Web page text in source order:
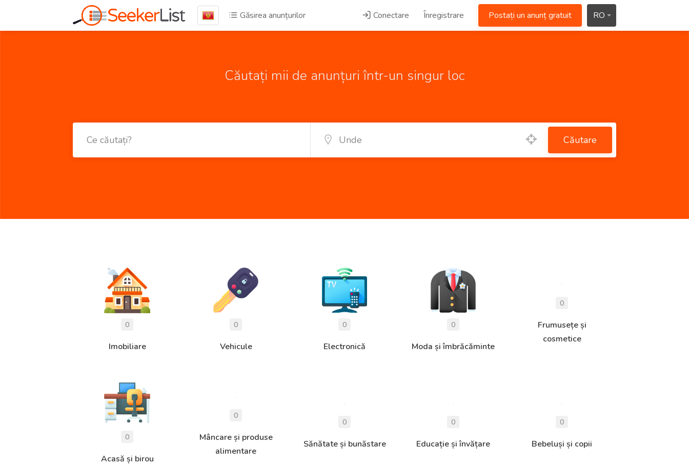
Găsirea anunțurilor Conectare Înregistrare Postați un anunț gratuit RO
Căutați mii de anunțuri într-un singur loc
Căutare
Imobiliare Vehicule Electronică Moda și îmbrăcăminte
Frumusețe și
cosmetice
Acasă și birou
Mâncare și produse
alimentare
Sănătate și bunăstare Educație și învățare Bebeluși și copii